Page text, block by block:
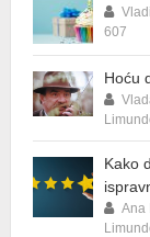
607
Hoću
Kako
Ana